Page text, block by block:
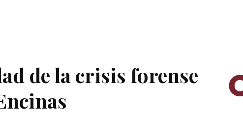
de la crisis forense